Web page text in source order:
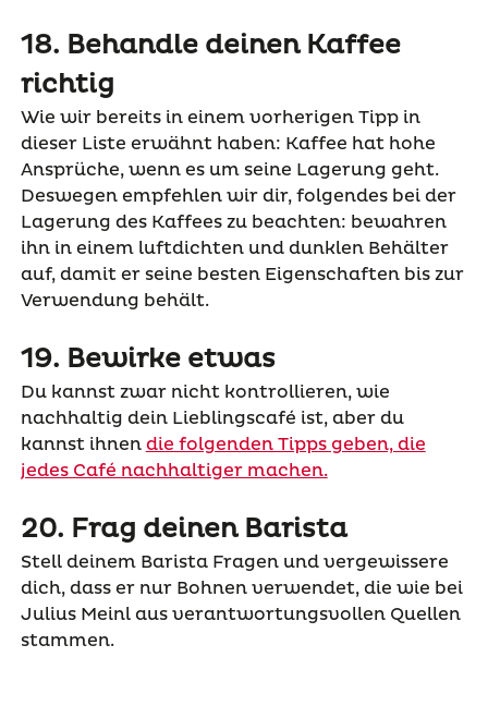
18. Behandle deinen Kaffee
richtig
Wie wir bereits in einem vorherigen Tipp in
dieser Liste erwähnt haben: Kaffee hat hohe
Ansprüche, wenn es um seine Lagerung geht.
Deswegen empfehlen wir dir, folgendes bei der
Lagerung des Kaffees zu beachten: bewahren
ihn in einem luftdichten und dunklen Behälter
auf, damit er seine besten Eigenschaften bis zur
Verwendung behält.
19. Bewirke etwas
Du kannst zwar nicht kontrollieren, wie
nachhaltig dein Lieblingscafé ist, aber du
kannst ihnen die folgenden Tipps geben, die
jedes Café nachhaltiger machen.
20. Frag deinen Barista
Stell deinem Barista Fragen und vergewissere
dich, dass er nur Bohnen verwendet, die wie bei
Julius Meinl aus verantwortungsvollen Quellen
stammen.